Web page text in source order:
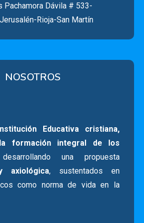
Pachamora Dávila # 533-
Rioja-San Martín
NOSOTROS
Educativa cristiana,
formación integral de los
una propuesta
axiológica, sustentados en
como norma de vida en la